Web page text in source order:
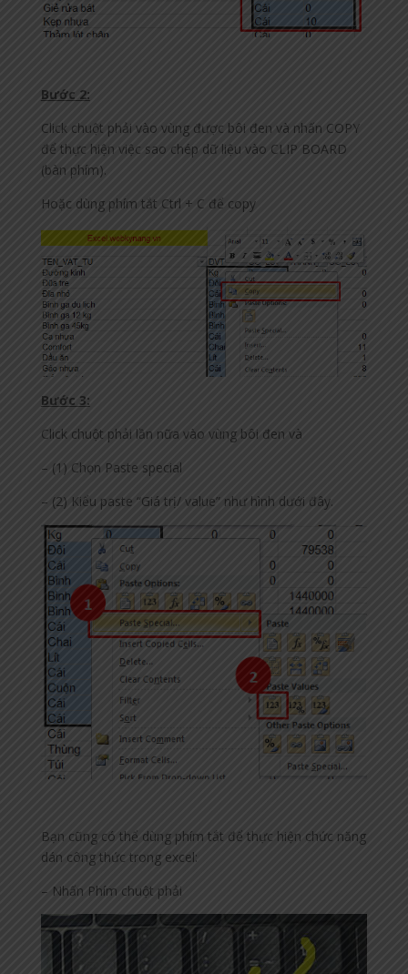
Bước 2:
Click chuột phải vào vùng được bôi đen và nhấn COPY
để thực hiện việc sao chép dữ liệu vào CLIP BOARD
(bàn phím).
Hoặc dùng phím tắt Ctrl + C để copy
Bước 3:
Click chuột phải lần nữa vào vùng bôi đen và
– (1) Chọn Paste special
– (2) Kiểu paste “Giá trị/ value” như hình dưới đây.
Bạn cũng có thể dùng phím tắt để thực hiện chức năng
dán công thức trong excel:
– Nhấn Phím chuột phải